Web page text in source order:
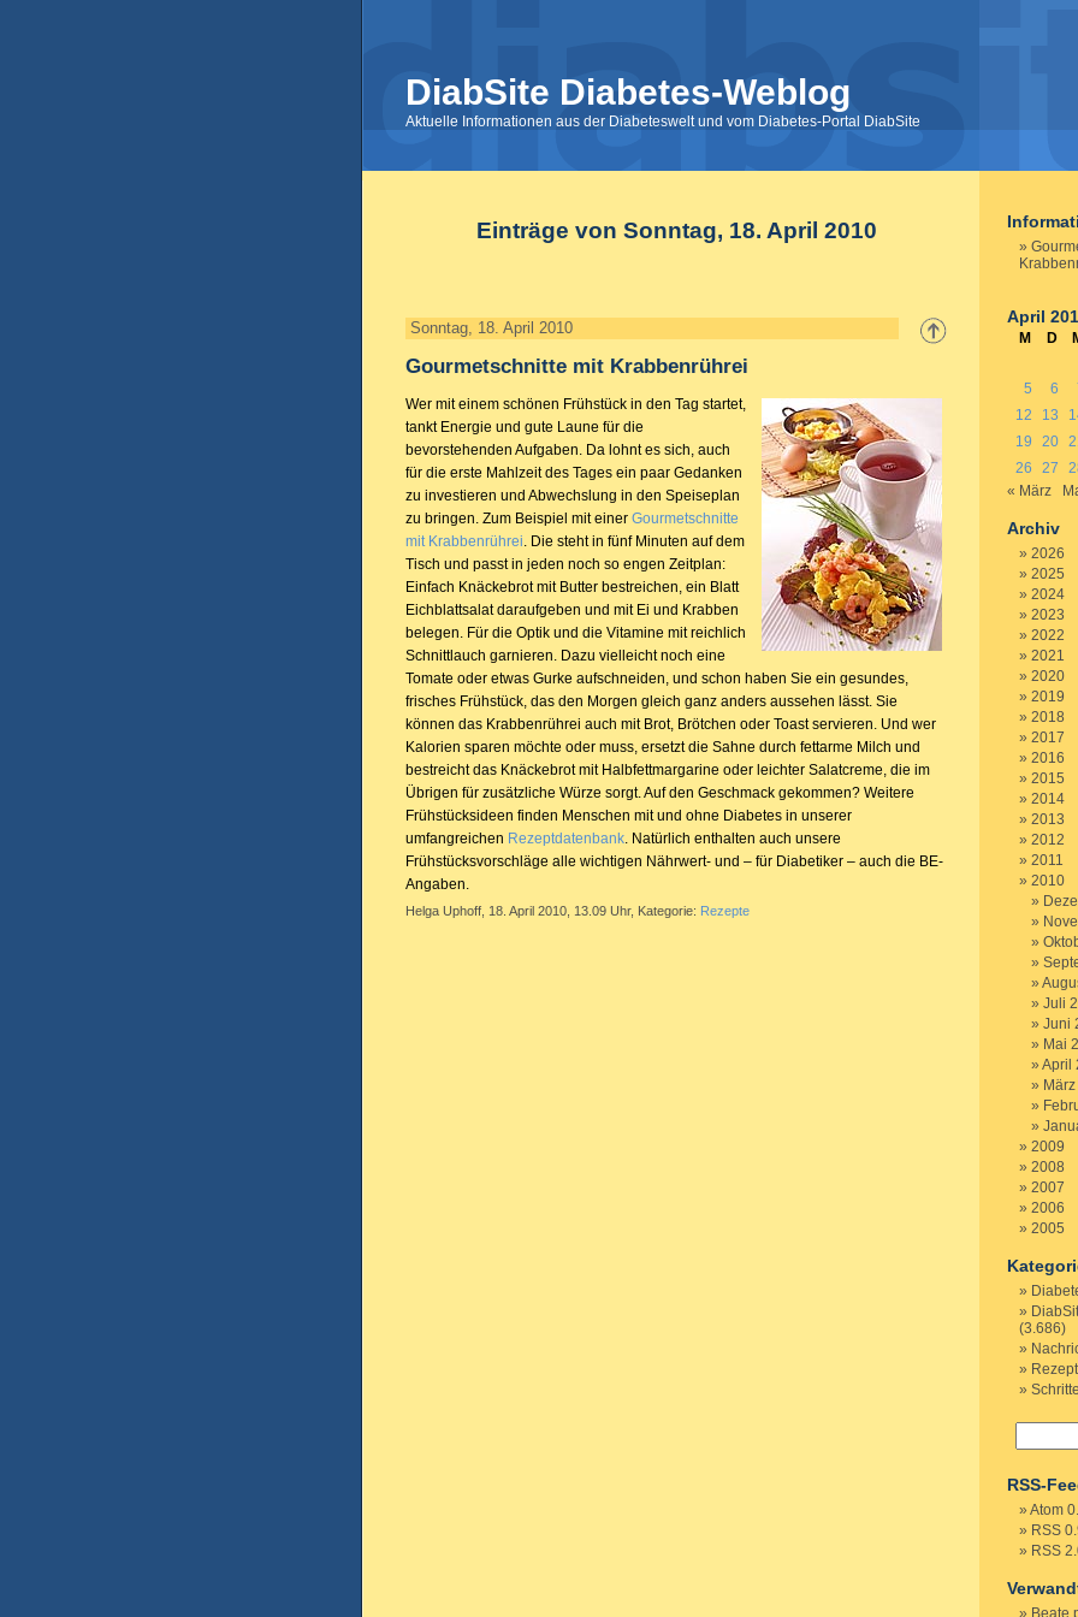
DiabSite Diabetes-Weblog
Aktuelle Informationen aus der Diabeteswelt und vom Diabetes-Portal DiabSite
Einträge von Sonntag, 18. April 2010
Sonntag, 18. April 2010
Gourmetschnitte mit Krabbenrührei
Wer mit einem schönen Frühstück in den Tag startet,
tankt Energie und gute Laune für die
bevorstehenden Aufgaben. Da lohnt es sich, auch
für die erste Mahlzeit des Tages ein paar Gedanken
zu investieren und Abwechslung in den Speiseplan
zu bringen. Zum Beispiel mit einer Gourmetschnitte
mit Krabbenrührei. Die steht in fünf Minuten auf dem
Tisch und passt in jeden noch so engen Zeitplan:
Einfach Knäckebrot mit Butter bestreichen, ein Blatt
Eichblattsalat daraufgeben und mit Ei und Krabben
belegen. Für die Optik und die Vitamine mit reichlich
Schnittlauch garnieren. Dazu vielleicht noch eine
Tomate oder etwas Gurke aufschneiden, und schon haben Sie ein gesundes,
frisches Frühstück, das den Morgen gleich ganz anders aussehen lässt. Sie
können das Krabbenrührei auch mit Brot, Brötchen oder Toast servieren. Und wer
Kalorien sparen möchte oder muss, ersetzt die Sahne durch fettarme Milch und
bestreicht das Knäckebrot mit Halbfettmargarine oder leichter Salatcreme, die im
Übrigen für zusätzliche Würze sorgt. Auf den Geschmack gekommen? Weitere
Frühstücksideen finden Menschen mit und ohne Diabetes in unserer
umfangreichen Rezeptdatenbank. Natürlich enthalten auch unsere
Frühstücksvorschläge alle wichtigen Nährwert- und – für Diabetiker – auch die BE-
Angaben.
Helga Uphoff, 18. April 2010, 13.09 Uhr, Kategorie: Rezepte
April
M D
5
6
12
13
19
20
26
27
« März
Archiv
2026
2025
2024
2023
2022
2021
2020
2019
2018
2017
2016
2015
2014
2013
2012
2011
2010
Juli
Juni
Mai
April
2009
2008
2007
2006
2005
(3.686)
RSS-
Atom
RSS
RSS
Beate